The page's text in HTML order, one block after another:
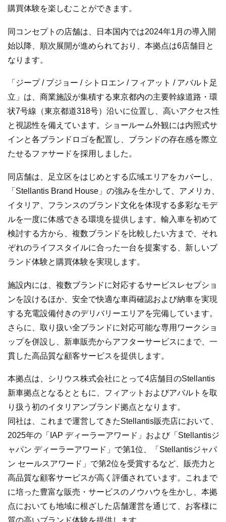
購買体験を楽しむことができます。
同コンセプトの店舗は、日本国内では2024年1月の導入開
始以降、順次展開が進められており、本拠点は6店舗目と
なります。
「ジープ / プジョー / シトロエン / フィアット / アバルト足
立」は、商業施設が集積する東京都内の主要幹線道路・環
状7号線（東京都道318号）沿いに位置し、高いアクセス性
と視認性を備えています。ショールーム外観には内照式サ
インと各ブランドロゴを配置し、ブランドの存在感を際立
たせるファサードを採用しました。
同店舗は、足立区をはじめとする広域エリアをカバーし、
「Stellantis Brand House」の強みを生かして、アメリカ、
イタリア、フランスのブランド文化を体現する多彩なモデ
ルを一度に体感できる環境を提供します。輸入車を初めて
検討する方から、複数ブランドを比較したい方まで、それ
ぞれのライフスタイルに合った一台を提案する、新しいブ
ランド体験と購買体験を実現します。
施設内には、複数ブランドに対応するサービスレセプショ
ンを設けるほか、安全で快適な車両確認および納車を実現
する充電設備付きのデリバリーエリアを完備しています。
さらに、取り扱い全ブランドに対応可能な専用ワークショ
ップを併設し、新車販売からアフターサービスにまで、一
貫した高品質な顧客サービスを提供します。
本拠点は、シリウス株式会社にとって4店舗目のStellantis
新車拠点となるとともに、フィアットおよびアバルトを取
り扱う初のイタリアンブランド拠点となります。
同社は、これまで運営してきたStellantis販売店において、
2025年の「IAP ディーラーアワード」および「Stellantisジ
ャパン ディーラーアワード」で第1位、「Stellantisジャパ
ン セールスアワード」で第2位を受賞するなど、販売力と
高品質な顧客サービスが高く評価されています。これまで
に培った豊富な販売・サービスのノウハウを生かし、本拠
点においても地域に根ざした店舗運営を通じて、お客様に
質の高いブランド体験を提供します。